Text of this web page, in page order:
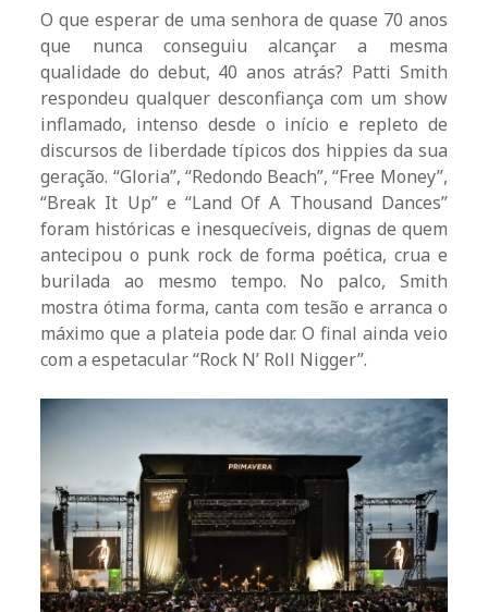
O que esperar de uma senhora de quase 70 anos
que nunca conseguiu alcançar a mesma
qualidade do debut, 40 anos atrás? Patti Smith
respondeu qualquer desconfiança com um show
inflamado, intenso desde o início e repleto de
discursos de liberdade típicos dos hippies da sua
geração. “Gloria”, “Redondo Beach”, “Free Money”,
“Break It Up” e “Land Of A Thousand Dances”
foram históricas e inesquecíveis, dignas de quem
antecipou o punk rock de forma poética, crua e
burilada ao mesmo tempo. No palco, Smith
mostra ótima forma, canta com tesão e arranca o
máximo que a plateia pode dar. O final ainda veio
com a espetacular “Rock N’ Roll Nigger”.